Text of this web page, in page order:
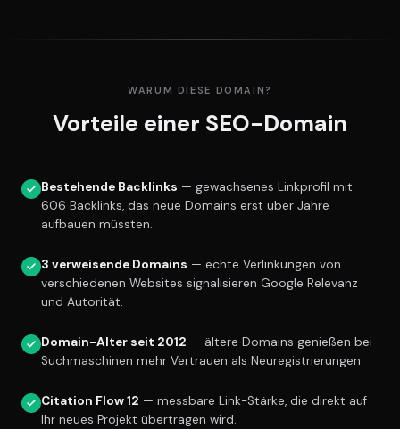
WARUM DIESE DOMAIN?
Vorteile einer SEO-Domain
Bestehende Backlinks — gewachsenes Linkprofil mit
606 Backlinks, das neue Domains erst über Jahre
aufbauen müssten.
3 verweisende Domains — echte Verlinkungen von
verschiedenen Websites signalisieren Google Relevanz
und Autorität.
Domain-Alter seit 2012 — ältere Domains genießen bei
Suchmaschinen mehr Vertrauen als Neuregistrierungen.
Citation Flow 12 — messbare Link-Stärke, die direkt auf
Ihr neues Projekt übertragen wird.